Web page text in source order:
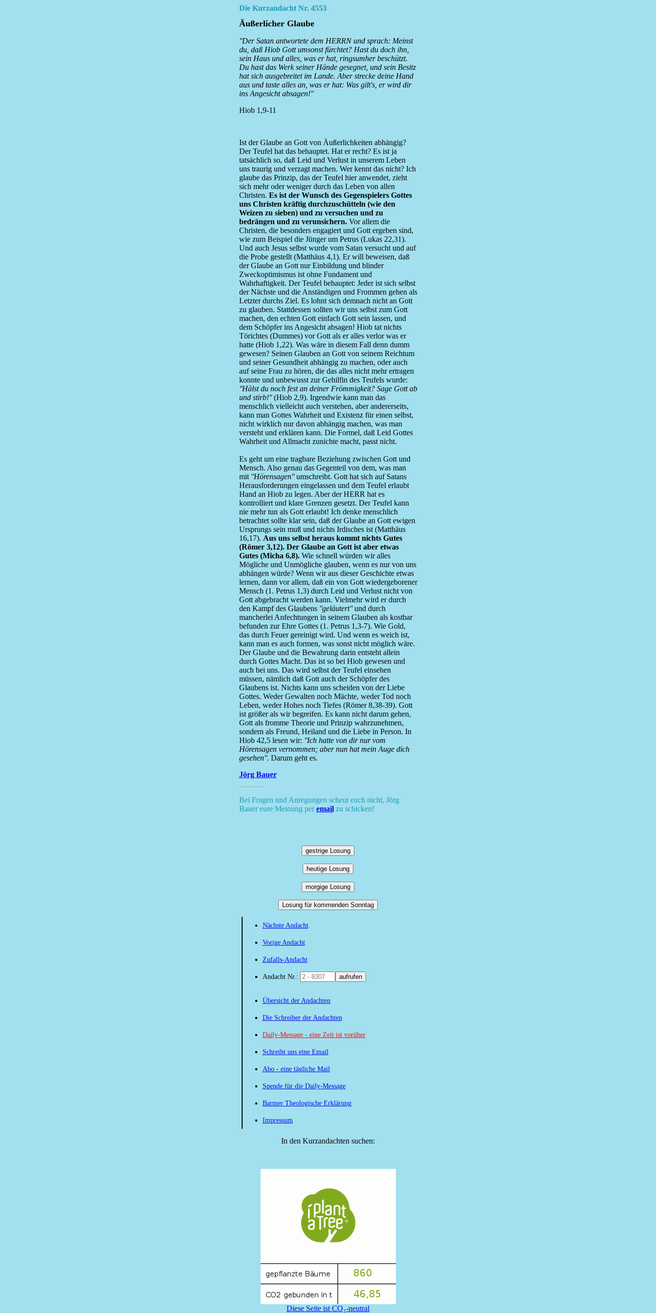
Die Kurzandacht Nr. 4553
Äußerlicher Glaube
''Der Satan antwortete dem HERRN und sprach: Meinst
du, daß Hiob Gott umsonst fürchtet? Hast du doch ihn,
sein Haus und alles, was er hat, ringsumher beschützt.
Du hast das Werk seiner Hände gesegnet, und sein Besitz
hat sich ausgebreitet im Lande. Aber strecke deine Hand
aus und taste alles an, was er hat: Was gilt's, er wird dir
ins Angesicht absagen!''
Hiob 1,9-11
Ist der Glaube an Gott von Äußerlichkeiten abhängig?
Der Teufel hat das behauptet. Hat er recht? Es ist ja
tatsächlich so, daß Leid und Verlust in unserem Leben
uns traurig und verzagt machen. Wer kennt das nicht? Ich
glaube das Prinzip, das der Teufel hier anwendet, zieht
sich mehr oder weniger durch das Leben von allen
Christen. Es ist der Wunsch des Gegenspielers Gottes
uns Christen kräftig durchzuschütteln (wie den
Weizen zu sieben) und zu versuchen und zu
bedrängen und zu verunsichern.Vor allem die
Christen, die besonders engagiert und Gott ergeben sind,
wie zum Beispiel die Jünger um Petrus (Lukas 22,31).
Und auch Jesus selbst wurde vom Satan versucht und auf
die Probe gestellt (Matthäus 4,1). Er will beweisen, daß
der Glaube an Gott nur Einbildung und blinder
Zweckoptimismus ist ohne Fundament und
Wahrhaftigkeit. Der Teufel behauptet: Jeder ist sich selbst
der Nächste und die Anständigen und Frommen gehen als
Letzter durchs Ziel. Es lohnt sich demnach nicht an Gott
zu glauben. Stattdessen sollten wir uns selbst zum Gott
machen, den echten Gott einfach Gott sein lassen, und
dem Schöpfer ins Angesicht absagen! Hiob tat nichts
Törichtes (Dummes) vor Gott als er alles verlor was er
hatte (Hiob 1,22). Was wäre in diesem Fall denn dumm
gewesen? Seinen Glauben an Gott von seinem Reichtum
und seiner Gesundheit abhängig zu machen, oder auch
auf seine Frau zu hören, die das alles nicht mehr ertragen
konnte und unbewusst zur Gehilfin des Teufels wurde:
''Hälst du noch fest an deiner Frömmigkeit? Sage Gott ab
und stirb!''(Hiob 2,9). Irgendwie kann man das
menschlich vielleicht auch verstehen, aber andererseits,
kann man Gottes Wahrheit und Existenz für einen selbst,
nicht wirklich nur davon abhängig machen, was man
versteht und erklären kann. Die Formel, daß Leid Gottes
Wahrheit und Allmacht zunichte macht, passt nicht.
Es geht um eine tragbare Beziehung zwischen Gott und
Mensch. Also genau das Gegenteil von dem, was man
mit ''Hörensagen''umschreibt. Gott hat sich auf Satans
Herausforderungen eingelassen und dem Teufel erlaubt
Hand an Hiob zu legen. Aber der HERR hat es
kontrolliert und klare Grenzen gesetzt. Der Teufel kann
nie mehr tun als Gott erlaubt! Ich denke menschlich
betrachtet sollte klar sein, daß der Glaube an Gott ewigen
Ursprungs sein muß und nichts Irdisches ist (Matthäus
16,17). Aus uns selbst heraus kommt nichts Gutes
(Römer 3,12). Der Glaube an Gott ist aber etwas
Gutes (Micha 6,8).Wie schnell würden wir alles
Mögliche und Unmögliche glauben, wenn es nur von uns
abhängen würde? Wenn wir aus dieser Geschichte etwas
lernen, dann vor allem, daß ein von Gott wiedergeborener
Mensch (1. Petrus 1,3) durch Leid und Verlust nicht von
Gott abgebracht werden kann. Vielmehr wird er durch
den Kampf des Glaubens ''geläutert''und durch
mancherlei Anfechtungen in seinem Glauben als kostbar
befunden zur Ehre Gottes (1. Petrus 1,3-7). Wie Gold,
das durch Feuer gereinigt wird. Und wenn es weich ist,
kann man es auch formen, was sonst nicht möglich wäre.
Der Glaube und die Bewahrung darin entsteht allein
durch Gottes Macht. Das ist so bei Hiob gewesen und
auch bei uns. Das wird selbst der Teufel einsehen
müssen, nämlich daß Gott auch der Schöpfer des
Glaubens ist. Nichts kann uns scheiden von der Liebe
Gottes. Weder Gewalten noch Mächte, weder Tod noch
Leben, weder Hohes noch Tiefes (Römer 8,38-39). Gott
ist größer als wir begreifen. Es kann nicht darum gehen,
Gott als fromme Theorie und Prinzip wahrzunehmen,
sondern als Freund, Heiland und die Liebe in Person. In
Hiob 42,5 lesen wir: ''Ich hatte von dir nur vom
Hörensagen vernommen; aber nun hat mein Auge dich
gesehen''. Darum geht es.
Jörg Bauer
Bei Fragen und Anregungen scheut euch nicht, Jörg
Bauer eure Meinung peremailzu schicken!
gestrige Losung
heutige Losung
morgige Losung
Losung für kommenden Sonntag
Nächste Andacht
Vorige Andacht
Zufalls-Andacht
Andacht Nr.: aufrufen
Übersicht der Andachten
Die Schreiber der Andachten
Daily-Message - eine Zeit ist vorüber
Schreibt uns eine Email
Abo - eine tägliche Mail
Spende für die Daily-Message
Barmer Theologische Erklärung
Impressum
In den Kurzandachten suchen:
Diese Seite ist CO₂-neutral